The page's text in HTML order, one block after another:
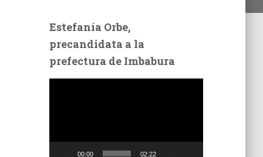
Estefanía Orbe,
precandidata a la
prefectura de Imbabura
00:00 02:22